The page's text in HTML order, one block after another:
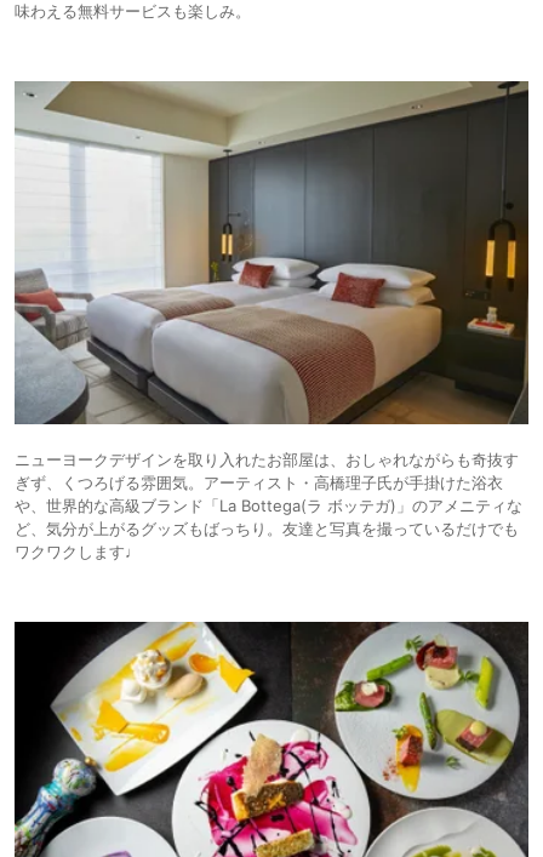
味わえる無料サービスも楽しみ。
ニューヨークデザインを取り入れたお部屋は、おしゃれながらも奇抜す
ぎず、くつろげる雰囲気。アーティスト・高橋理子氏が手掛けた浴衣
や、世界的な高級ブランド「La Bottega(ラ ボッテガ)」のアメニティな
ど、気分が上がるグッズもばっちり。友達と写真を撮っているだけでも
ワクワクします♩